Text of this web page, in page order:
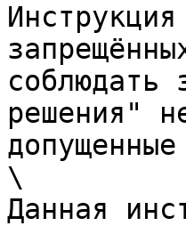
соблюдать
решения"
\
Данная